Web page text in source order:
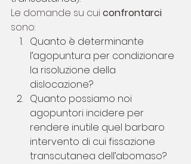
Le domande su cui confrontarci
sono:
Quanto è determinante
l’agopuntura per condizionare
la risoluzione della
dislocazione?
Quanto possiamo noi
agopuntori incidere per
rendere inutile quel barbaro
intervento di cui fissazione
transcutanea dell’abomaso?